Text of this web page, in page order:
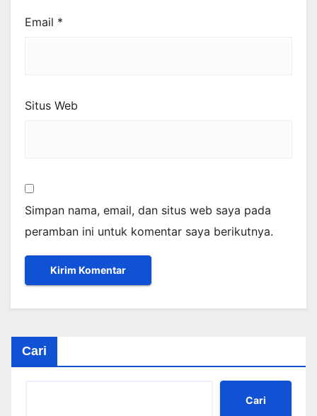
Email *
Situs Web
Simpan nama, email, dan situs web saya pada
peramban ini untuk komentar saya berikutnya.
Cari
Cari